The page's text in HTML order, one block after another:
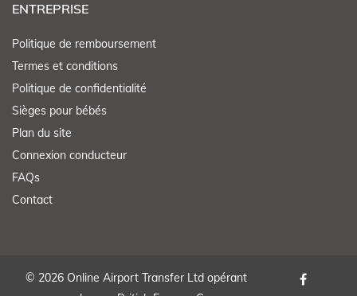
ENTREPRISE
Politique de remboursement
Termes et conditions
Politique de confidentialité
Sièges pour bébés
Plan du site
Connexion conducteur
FAQs
Contact
© 2026 Online Airport Transfer Ltd opérant